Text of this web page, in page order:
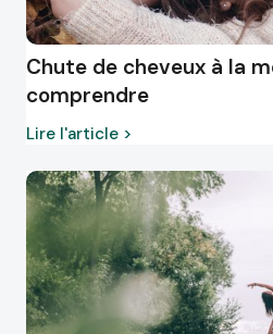
Chute de cheveux à la
comprendre
Lire l'article >